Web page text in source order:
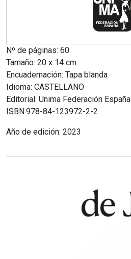
Nº de páginas: 60
Tamaño: 20 x 14 cm
Encuadernación: Tapa blanda
Idioma: CASTELLANO
Editorial: Unima Federación España
ISBN:978-84-123972-2-2
Año de edición: 2023